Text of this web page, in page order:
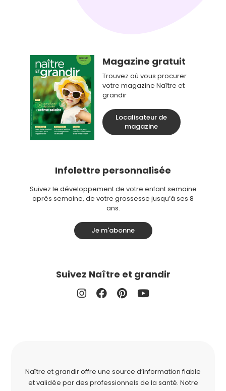
Magazine gratuit
Trouvez où vous procurer
votre magazine Naître et
grandir
Localisateur de
magazine
Infolettre personnalisée
Suivez le développement de votre enfant semaine
après semaine, de votre grossesse jusqu’à ses 8
ans.
Je m'abonne
Suivez Naître et grandir
Naître et grandir offre une source d’information fiable
et validée par des professionnels de la santé. Notre